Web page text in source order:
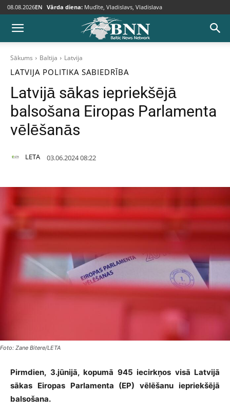
08.08.2026EN Vārda diena: Mudīte, Vladislavs, Vladislava
Sākums Baltija Latvija
LATVIJA POLITIKA SABIEDRĪBA
Latvijā sākas iepriekšējā
balsošana Eiropas Parlamenta
vēlēšanās
LETA 03.06.2024 08:22
Foto: Zane Bitere/LETA
Pirmdien, 3.jūnijā, kopumā 945 iecirkņos visā Latvijā
sākas Eiropas Parlamenta (EP) vēlēšanu iepriekšējā
balsošana.